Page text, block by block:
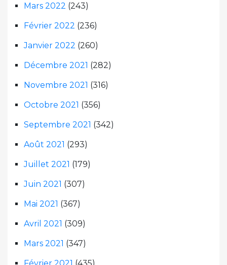
Mars 2022 (243)
Février 2022 (236)
Janvier 2022 (260)
Décembre 2021 (282)
Novembre 2021 (316)
Octobre 2021 (356)
Septembre 2021 (342)
Août 2021 (293)
Juillet 2021 (179)
Juin 2021 (307)
Mai 2021 (367)
Avril 2021 (309)
Mars 2021 (347)
Février 2021 (435)